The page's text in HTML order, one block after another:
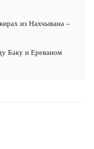
из Нахчывана –
Баку и Ереваном